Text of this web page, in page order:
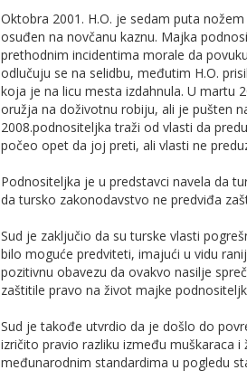
Oktobra 2001. H.O. je sedam puta
osuđen na novčanu kaznu. Majka
prethodnim incidentima morale da
odlučuju se na selidbu, međutim H.O.
koja je na licu mesta izdahnula. U martu
oružja na doživotnu robiju, ali je pušten
2008.podnositeljka traži od vlasti da
počeo opet da joj preti, ali vlasti ne
Podnositeljka je u predstavci navela da
da tursko zakonodavstvo ne predviđa
Sud je zaključio da su turske vlasti
bilo moguće predviteti, imajući u vidu
pozitivnu obavezu da ovakvo nasilje
zaštitile pravo na život majke
Sud je takođe utvrdio da je došlo do
izričito pravio razliku između muškaraca
međunarodnim standardima u pogledu